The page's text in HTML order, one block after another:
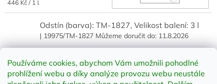
Používáme cookies, abychom Vám umožnili pohodlné
prohlížení webu a díky analýze provozu webu neustále
Měrná
446 Kč / 1 l
Odstín (barva): TM-1827, Velikost balení: 3 l
| 19975/TM-1827 Můžeme doručit do: 11.8.2026
1 268 Kč
1 047,93 Kč bez DPH